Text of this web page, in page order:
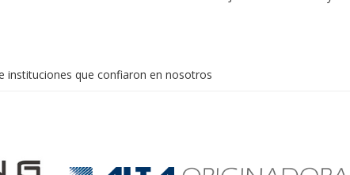
instituciones que confiaron en nosotros